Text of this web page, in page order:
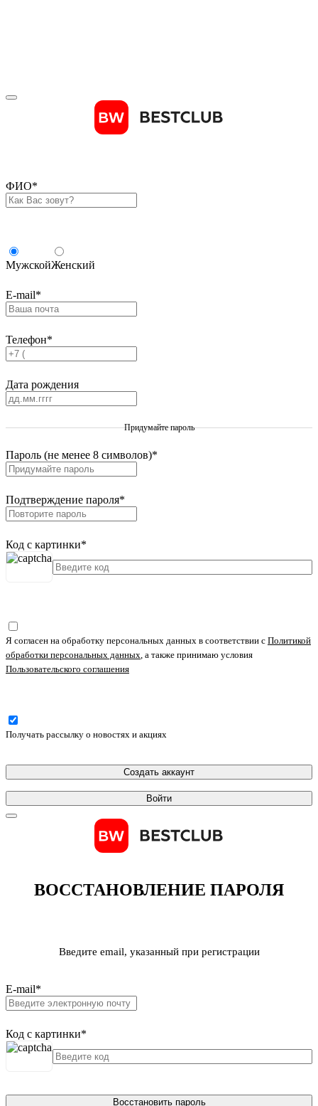
ФИО*
МужскойЖенский
E-mail*
Телефон*
Дата рождения
Придумайте пароль
Пароль (не менее 8 символов)*
Подтверждение пароля*
Код с картинки*
Я согласен на обработку персональных данных в соответствии с Политикой
обработки персональных данных, а также принимаю условия
Пользовательского соглашения
Получать рассылку о новостях и акциях
Создать аккаунт
Войти
ВОССТАНОВЛЕНИЕ ПАРОЛЯ
Введите email, указанный при регистрации
E-mail*
Код с картинки*
Восстановить пароль